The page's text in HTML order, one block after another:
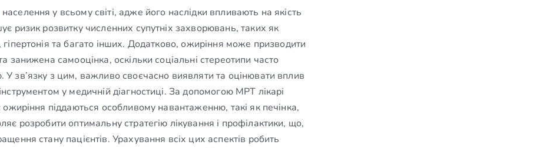
у всьому світі, адже його наслідки впливають на якість
ризик розвитку численних супутніх захворювань, таких як
та багато інших. Додатково, ожиріння може призводити
занижена самооцінка, оскільки соціальні стереотипи часто
зв’язку з цим, важливо своєчасно виявляти та оцінювати вплив
у медичній діагностиці. За допомогою МРТ лікарі
піддаються особливому навантаженню, такі як печінка,
розробити оптимальну стратегію лікування і профілактики, що,
стану пацієнтів. Урахування всіх цих аспектів робить